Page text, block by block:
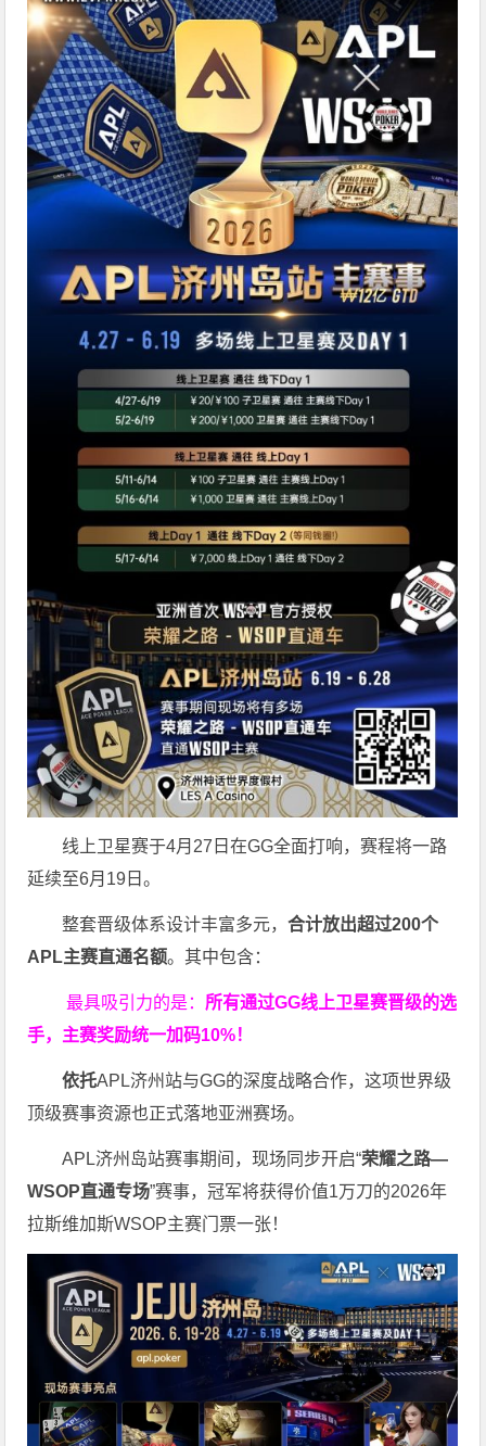
线上卫星赛于4月27日在GG全面打响，赛程将一路
延续至6月19日。
整套晋级体系设计丰富多元，合计放出超过200个
APL主赛直通名额。其中包含：
最具吸引力的是： 所有通过GG线上卫星赛晋级的选
手，主赛奖励统一加码10%！
依托APL济州站与GG的深度战略合作，这项世界级
顶级赛事资源也正式落地亚洲赛场。
APL济州岛站赛事期间，现场同步开启“荣耀之路—
WSOP直通专场”赛事，冠军将获得价值1万刀的2026年
拉斯维加斯WSOP主赛门票一张！